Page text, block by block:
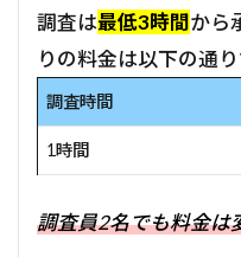
調査は最低3時間から
りの料金は以下の通り
調査時間
1時間
調査員2名でも料金は